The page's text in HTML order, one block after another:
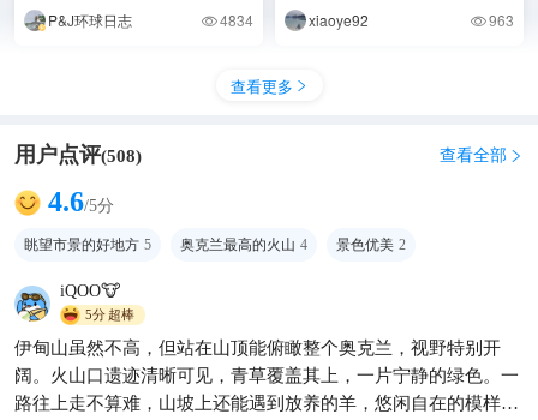
P&J环球日志 4834
瞬间爱上新西兰！粉的朝霞美
到窒息�
xiaoye92 963
查看更多 
用户点评(508) 查看全部 
4.6/5分
眺望市景的好地方 5 奥克兰最高的火山 4 景色优美 2
iQOO🐮
5分超棒
伊甸山虽然不高，但站在山顶能俯瞰整个奥克兰，视野特别开
阔。火山口遗迹清晰可见，青草覆盖其上，一片宁静的绿色。一
路往上走不算难，山坡上还能遇到放养的羊，悠闲自在的模样让